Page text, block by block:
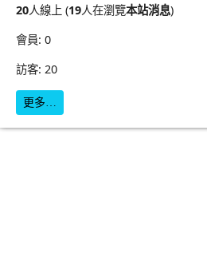
20人線上 (19人在瀏覽本站消息)
會員: 0
訪客: 20
更多…